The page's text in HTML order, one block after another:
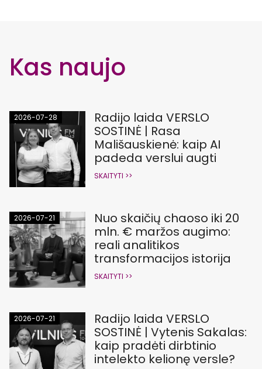
Kas naujo
2026-07-28
Radijo laida VERSLO
SOSTINĖ | Rasa
Mališauskienė: kaip AI
padeda verslui augti
SKAITYTI >>
2026-07-21
Nuo skaičių chaoso iki 20
mln. € maržos augimo:
reali analitikos
transformacijos istorija
SKAITYTI >>
2026-07-21
Radijo laida VERSLO
SOSTINĖ | Vytenis Sakalas:
kaip pradėti dirbtinio
intelekto kelionę versle?